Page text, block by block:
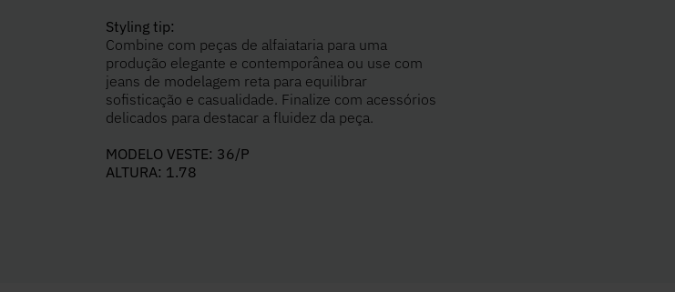
Styling tip:
Combine com peças de alfaiataria para uma
produção elegante e contemporânea ou use com
jeans de modelagem reta para equilibrar
sofisticação e casualidade. Finalize com acessórios
delicados para destacar a fluidez da peça.
MODELO VESTE: 36/P
ALTURA: 1.78